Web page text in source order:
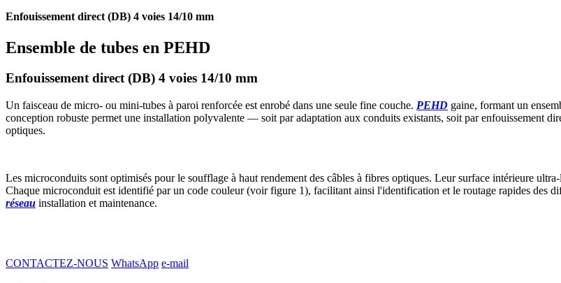
Enfouissement direct (DB) 4 voies 14/10 mm
Ensemble de tubes en PEHD
Enfouissement direct (DB) 4 voies 14/10 mm
Un faisceau de micro- ou mini-tubes à paroi renforcée est enrobé dans une seule fine couche. PEHD gaine, formant un
conception robuste permet une installation polyvalente — soit par adaptation aux conduits existants, soit par enfouissement
optiques.
Les microconduits sont optimisés pour le soufflage à haut rendement des câbles à fibres optiques. Leur surface intérieure
Chaque microconduit est identifié par un code couleur (voir figure 1), facilitant ainsi l'identification et le routage rapides des
réseau installation et maintenance.
CONTACTEZ-NOUS WhatsApp e-mail